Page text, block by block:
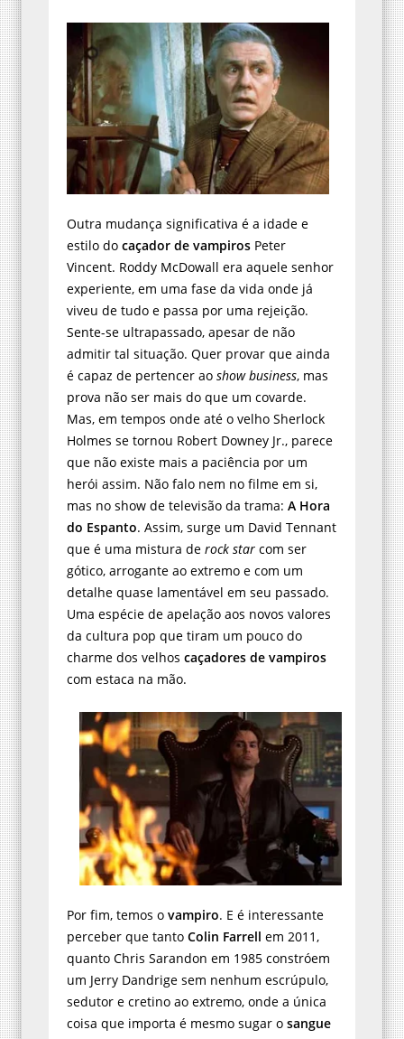
Outra mudança significativa é a idade e
estilo do caçador de vampiros Peter
Vincent. Roddy McDowall era aquele senhor
experiente, em uma fase da vida onde já
viveu de tudo e passa por uma rejeição.
Sente-se ultrapassado, apesar de não
admitir tal situação. Quer provar que ainda
é capaz de pertencer ao show business, mas
prova não ser mais do que um covarde.
Mas, em tempos onde até o velho Sherlock
Holmes se tornou Robert Downey Jr., parece
que não existe mais a paciência por um
herói assim. Não falo nem no filme em si,
mas no show de televisão da trama: A Hora
do Espanto. Assim, surge um David Tennant
que é uma mistura de rock star com ser
gótico, arrogante ao extremo e com um
detalhe quase lamentável em seu passado.
Uma espécie de apelação aos novos valores
da cultura pop que tiram um pouco do
charme dos velhos caçadores de vampiros
com estaca na mão.
Por fim, temos o vampiro. E é interessante
perceber que tanto Colin Farrell em 2011,
quanto Chris Sarandon em 1985 constróem
um Jerry Dandrige sem nenhum escrúpulo,
sedutor e cretino ao extremo, onde a única
coisa que importa é mesmo sugar o sangue